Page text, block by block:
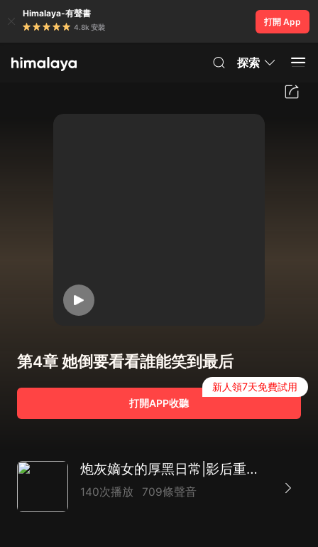
Himalaya-有聲書
4.8k 安裝
打開 App
探索
第4章 她倒要看看誰能笑到最后
打開APP收聽
新人領7天免費試用
炮灰嫡女的厚黑日常|影后重生|后院宅鬥|AI多播
140次播放 709條聲音